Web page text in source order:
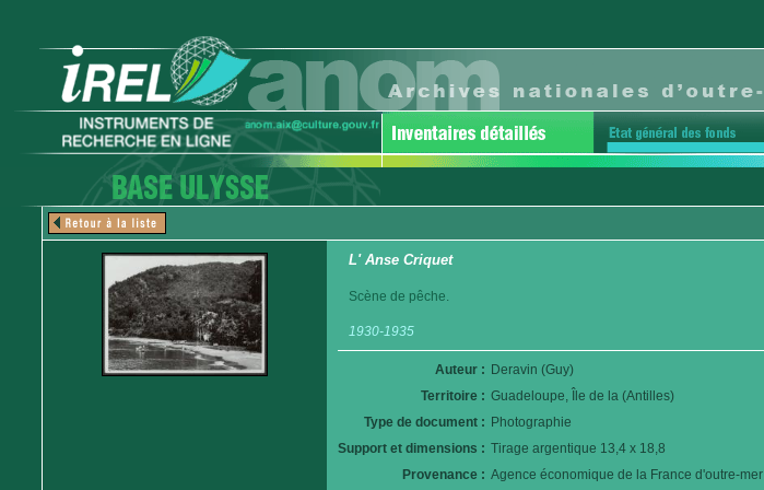
L' Anse Criquet
Scène de pêche.
1930-1935
Auteur : Deravin (Guy)
Territoire : Guadeloupe, Île de la (Antilles)
Type de document : Photographie
Support et dimensions : Tirage argentique 13,4 x 18,8
Provenance : Agence économique de la France d'outre-mer